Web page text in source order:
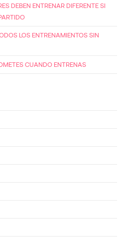
DEBEN ENTRENAR DIFERENTE SI
LOS ENTRENAMIENTOS SIN
CUANDO ENTRENAS